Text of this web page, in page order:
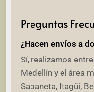
Preguntas
¿Hacen envíos a
Sí, realizamos
Medellín y el área
Sabaneta, Itagüí,